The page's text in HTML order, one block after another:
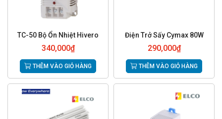
TC-50 Bộ Ổn Nhiệt Hivero
340,000₫
THÊM VÀO GIỎ HÀNG
Điện Trở Sấy Cymax 80W
290,000₫
THÊM VÀO GIỎ HÀNG